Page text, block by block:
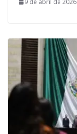
9 de abril de 2026